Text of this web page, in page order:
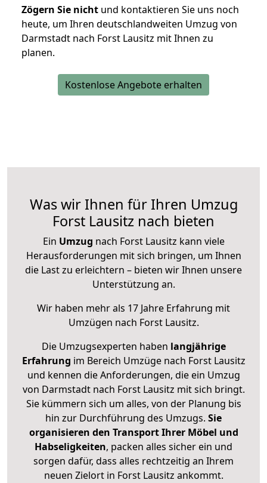
Zögern Sie nicht und kontaktieren Sie uns noch
heute, um Ihren deutschlandweiten Umzug von
Darmstadt nach Forst Lausitz mit Ihnen zu
planen.
Kostenlose Angebote erhalten
Was wir Ihnen für Ihren Umzug
Forst Lausitz nach bieten
Ein Umzug nach Forst Lausitz kann viele
Herausforderungen mit sich bringen, um Ihnen
die Last zu erleichtern – bieten wir Ihnen unsere
Unterstützung an.
Wir haben mehr als 17 Jahre Erfahrung mit
Umzügen nach Forst Lausitz.
Die Umzugsexperten haben langjährige
Erfahrung im Bereich Umzüge nach Forst Lausitz
und kennen die Anforderungen, die ein Umzug
von Darmstadt nach Forst Lausitz mit sich bringt.
Sie kümmern sich um alles, von der Planung bis
hin zur Durchführung des Umzugs. Sie
organisieren den Transport Ihrer Möbel und
Habseligkeiten, packen alles sicher ein und
sorgen dafür, dass alles rechtzeitig an Ihrem
neuen Zielort in Forst Lausitz ankommt.